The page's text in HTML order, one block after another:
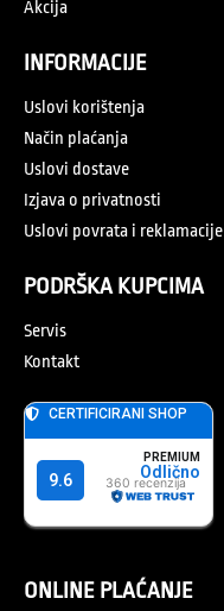
Akcija
INFORMACIJE
Uslovi korištenja
Način plaćanja
Uslovi dostave
Izjava o privatnosti
Uslovi povrata i reklamacije
PODRŠKA KUPCIMA
Servis
Kontakt
ONLINE PLAĆANJE